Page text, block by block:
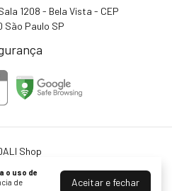
o uso de
de
Aceitar e fechar
1208 - Bela Vista - CEP
São Paulo SP
Shop